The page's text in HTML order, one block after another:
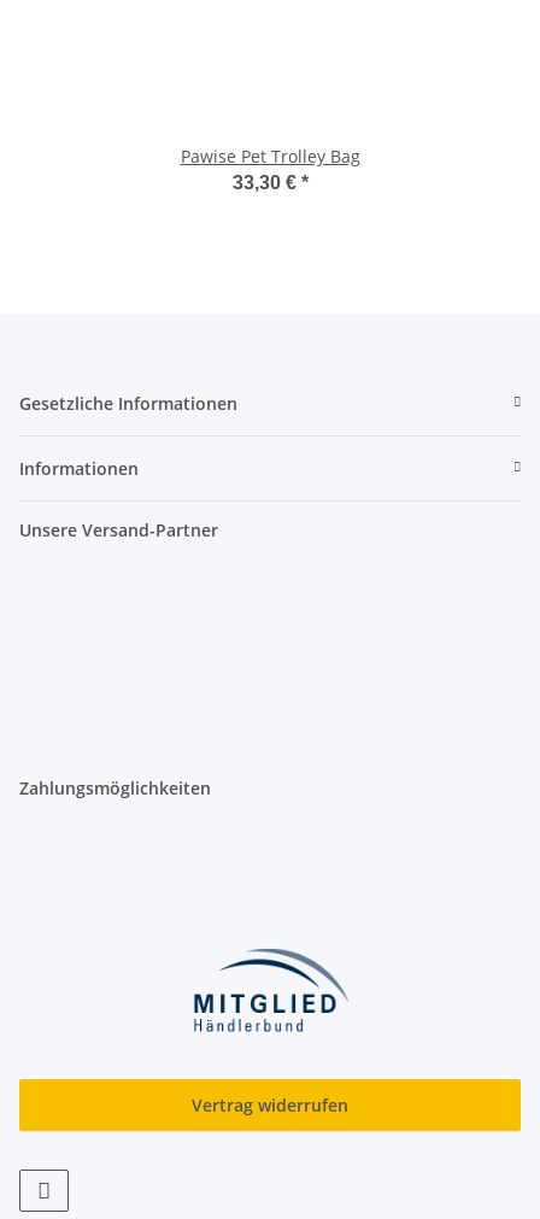
Pawise Pet Trolley Bag
33,30 € *
Gesetzliche Informationen
Informationen
Unsere Versand-Partner
Zahlungsmöglichkeiten
Vertrag widerrufen